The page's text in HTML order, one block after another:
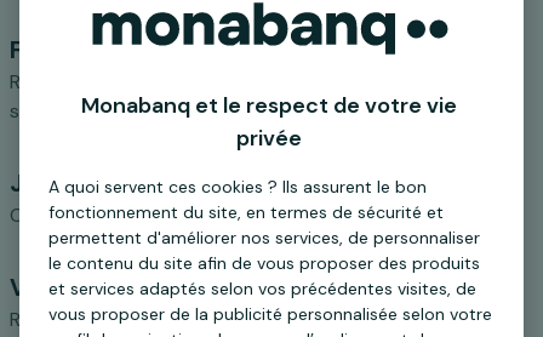
Formulaire
Remplissez en quelques minutes le formulaire de
souscription et signez votre contrat
Justificatif
Chargez votre pièce d'identité.
Virement
Réalisez un virement depuis un compte à votre nom pour
Monabanq et le respect de votre vie
privée
A quoi servent ces cookies ? Ils assurent le bon
fonctionnement du site, en termes de sécurité et
permettent d'améliorer nos services, de personnaliser
le contenu du site afin de vous proposer des produits
et services adaptés selon vos précédentes visites, de
vous proposer de la publicité personnalisée selon votre